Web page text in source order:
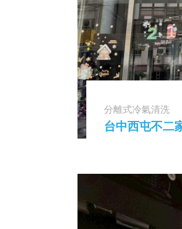
分離式冷氣清洗
台中西屯不二